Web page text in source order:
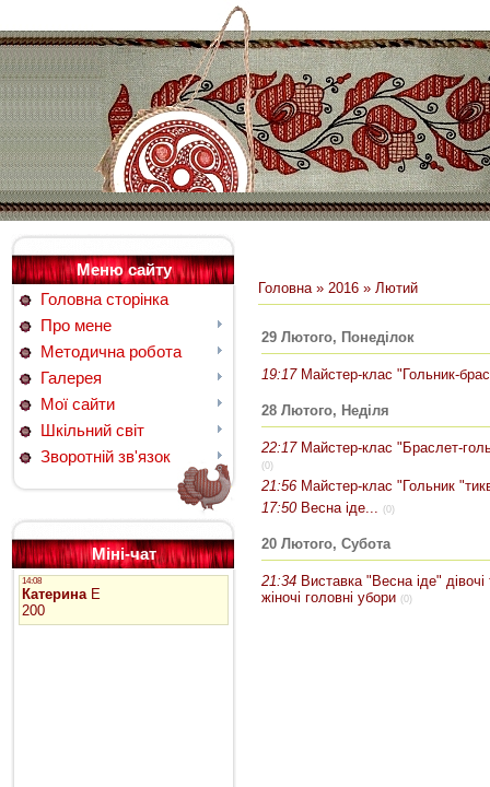
Меню сайту
Головна сторінка
Про мене
Методична робота
Галерея
Мої сайти
Шкільний світ
Зворотній зв'язок
Міні-чат
Головна» 2016 » Лютий
29 Лютого, Понеділок
19:17 Майстер-клас "Гольник-
28 Лютого, Неділя
22:17 Майстер-клас "Браслет-
(0)
21:56 Майстер-клас "Гольник
17:50 Весна іде... (0)
20 Лютого, Субота
21:34 Виставка "Весна іде" дівочі
жіночі головні убори (0)